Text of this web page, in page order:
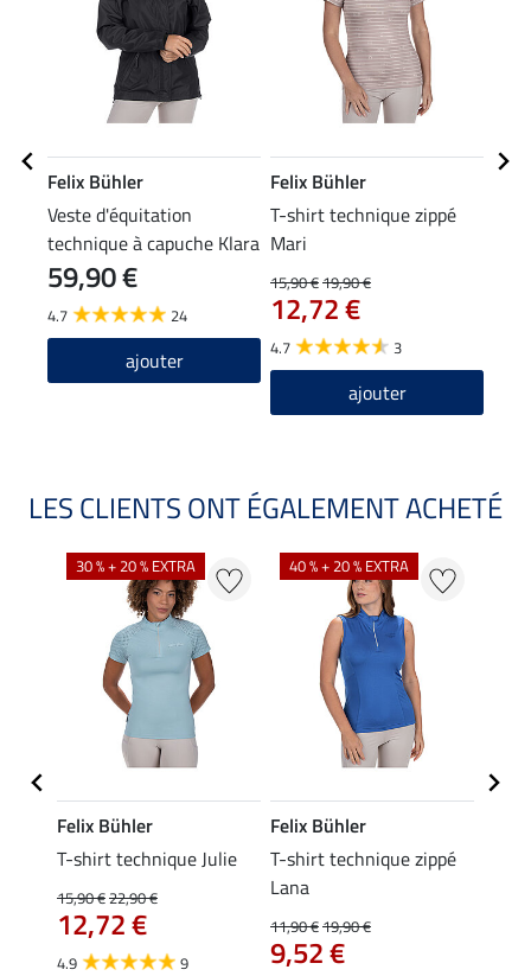
Felix Bühler
Veste d'équitation
technique à capuche Klara
Life Cycle
59,90 €
4.7 24
ajouter
Felix Bühler
T-shirt technique zippé
Mari
15,90 €19,90 €
12,72 €
4.7 3
ajouter
LES CLIENTS ONT ÉGALEMENT ACHETÉ
30 % + 20 % EXTRA
Felix Bühler
T-shirt technique Julie
15,90 €22,90 €
12,72 €
4.9 9
40 % + 20 % EXTRA
Felix Bühler
T-shirt technique zippé
Lana
11,90 €19,90 €
9,52 €